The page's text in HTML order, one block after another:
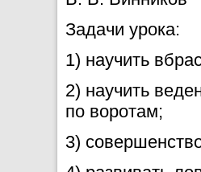
Задачи урока:
1) научить
2) научить
по воротам;
3)